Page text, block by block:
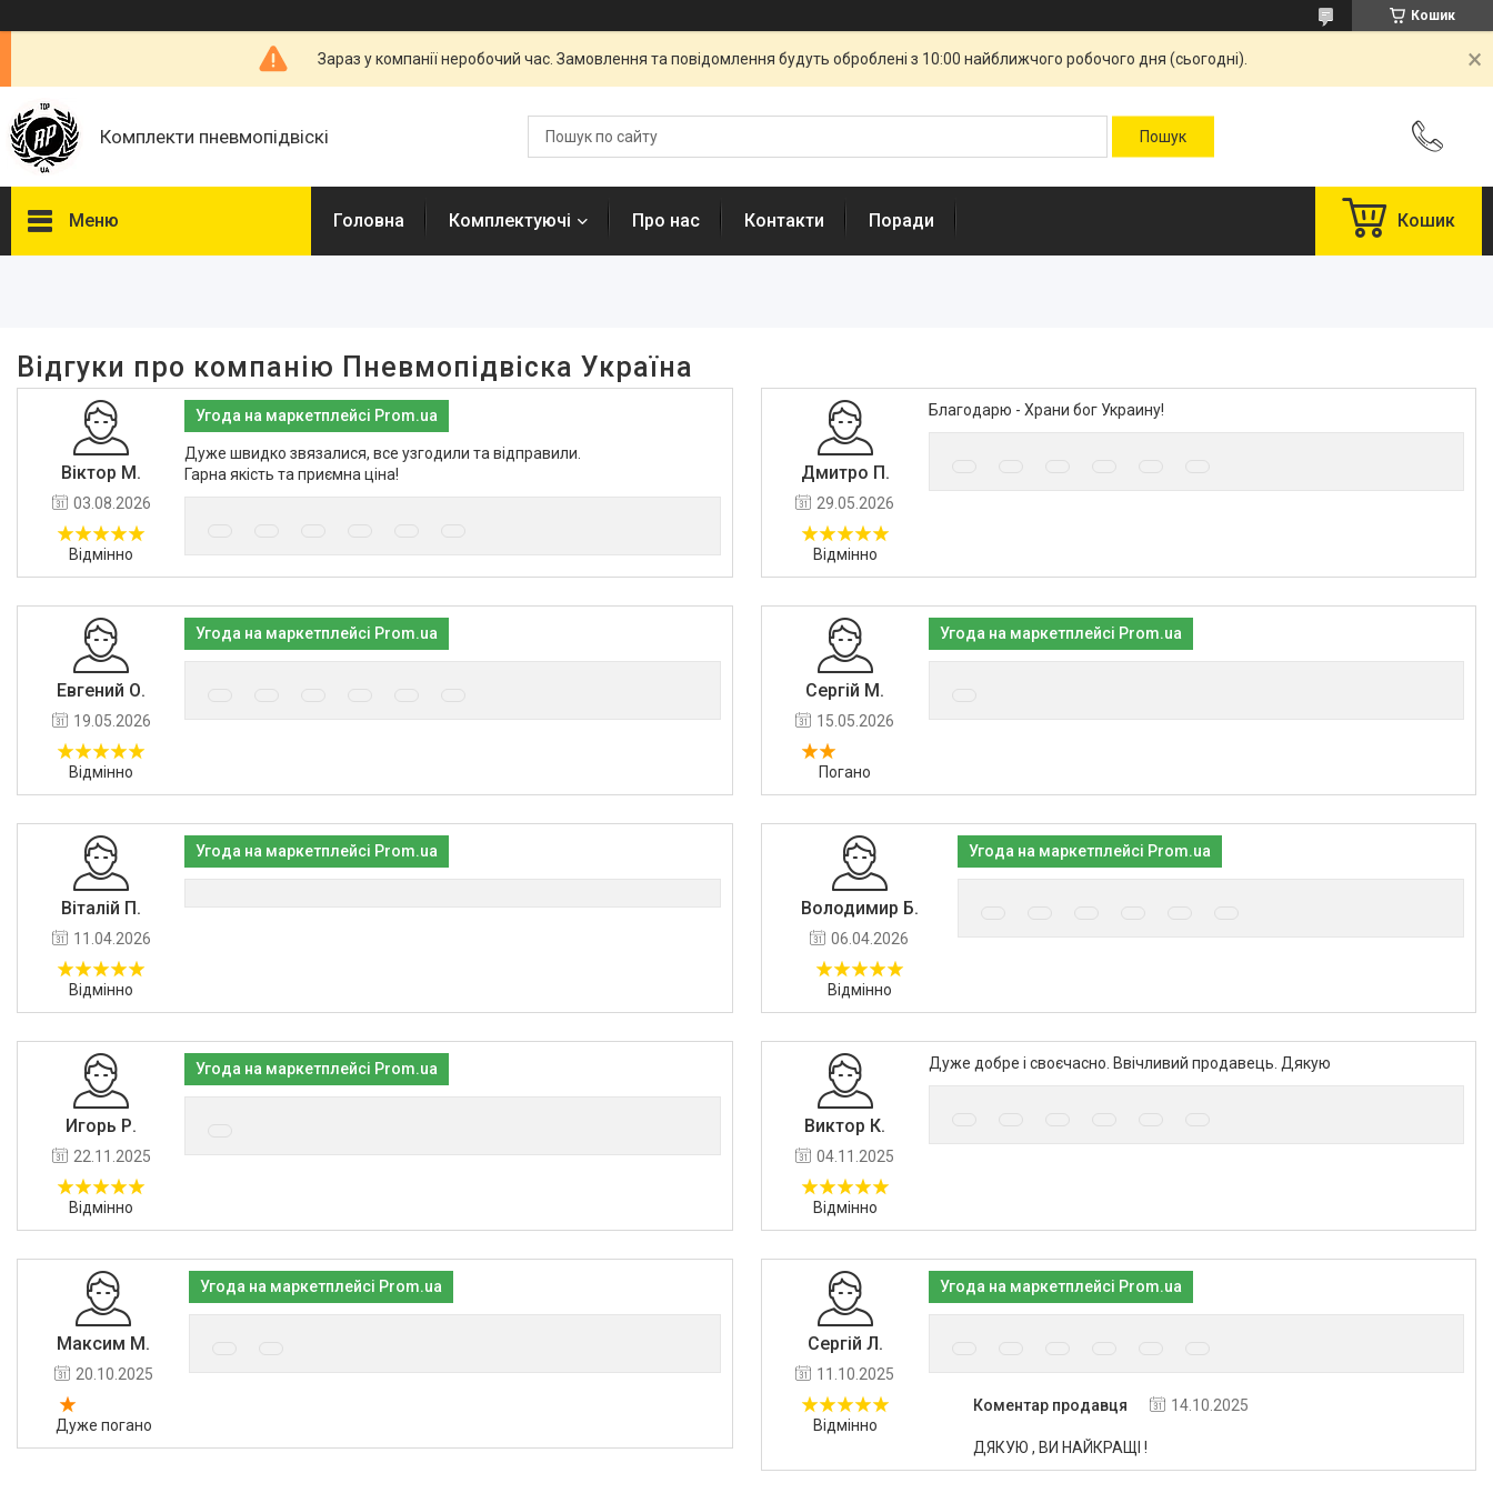
Кошик
Зараз у компанії неробочий час. Замовлення та повідомлення будуть оброблені з 10:00 найближчого робочого дня (сьогодні).
Комплекти пневмопідвіскі
Меню Головна Комплектуючі Про нас Контакти Поради Кошик
Відгуки про компанію Пневмопідвіска Україна
Віктор М.
03.08.2026
Відмінно
Угода на маркетплейсі Prom.ua
Дуже швидко звязалися, все узгодили та відправили.
Гарна якість та приємна ціна!
Дмитро П.
29.05.2026
Відмінно
Благодарю - Храни бог Украину!
Евгений О.
19.05.2026
Відмінно
Угода на маркетплейсі Prom.ua
Сергій М.
15.05.2026
Погано
Угода на маркетплейсі Prom.ua
Віталій П.
11.04.2026
Відмінно
Угода на маркетплейсі Prom.ua
Володимир Б.
06.04.2026
Відмінно
Угода на маркетплейсі Prom.ua
Игорь Р.
22.11.2025
Відмінно
Угода на маркетплейсі Prom.ua
Виктор К.
04.11.2025
Відмінно
Дуже добре і своєчасно. Ввічливий продавець. Дякую
Максим М.
20.10.2025
Дуже погано
Угода на маркетплейсі Prom.ua
Сергій Л.
11.10.2025
Відмінно
Угода на маркетплейсі Prom.ua
Коментар продавця 14.10.2025
ДЯКУЮ , ВИ НАЙКРАЩІ !